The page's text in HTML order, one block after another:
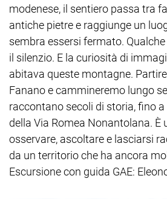
modenese, il sentiero passa tra
antiche pietre e raggiunge un
sembra essersi fermato.
il silenzio. E la curiosità di
abitava queste montagne.
Fanano e cammineremo lungo
raccontano secoli di storia, fino
della Via Romea Nonantolana. È
osservare, ascoltare e lasciarsi
da un territorio che ha ancora
Escursione con guida GAE: